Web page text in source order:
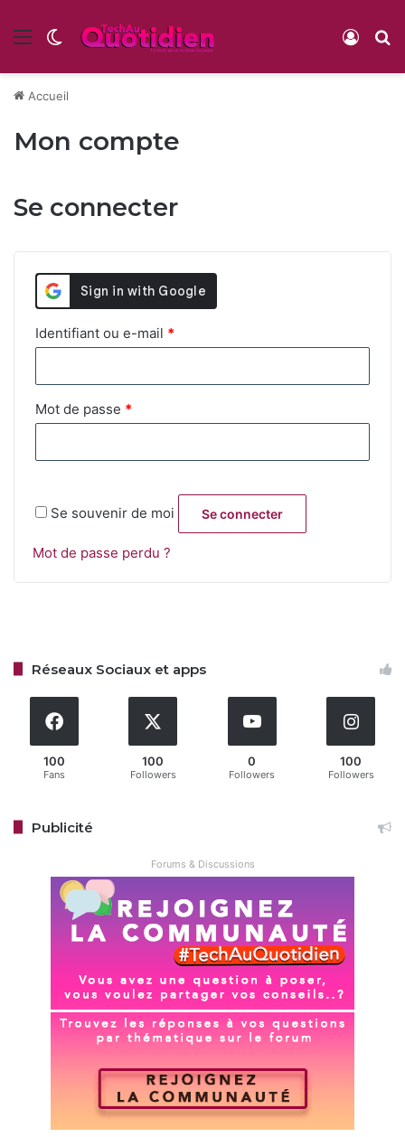
Menu Switch skin
Accueil
Mon compte
Se connecter
Identifiant ou e-mail *
Mot de passe *
Se souvenir de moi Se connecter
Mot de passe perdu ?
Réseaux Sociaux et apps
100
Fans
100
Followers
0
Followers
100
Followers
Publicité
Forums & Discussions